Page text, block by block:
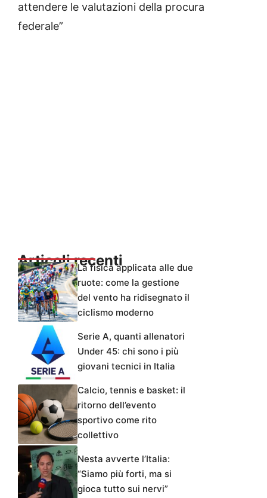
attendere le valutazioni della procura
federale”
Articoli recentiLa fisica applicata alle due
ruote: come la gestione
del vento ha ridisegnato il
ciclismo moderno
Serie A, quanti allenatori
Under 45: chi sono i più
giovani tecnici in Italia
Calcio, tennis e basket: il
ritorno dell’evento
sportivo come rito
collettivo
Nesta avverte l’Italia:
“Siamo più forti, ma si
gioca tutto sui nervi”